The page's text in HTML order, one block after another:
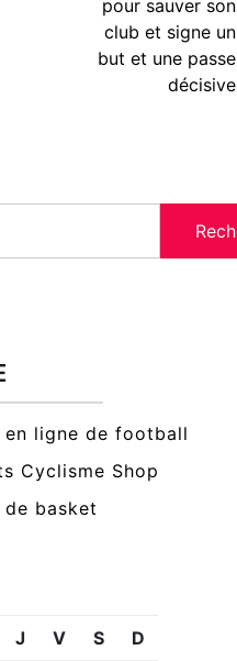
pour sauver son
club et signe un
but et une passe
décisive
en ligne de football
Cyclisme Shop
basket
J V S D